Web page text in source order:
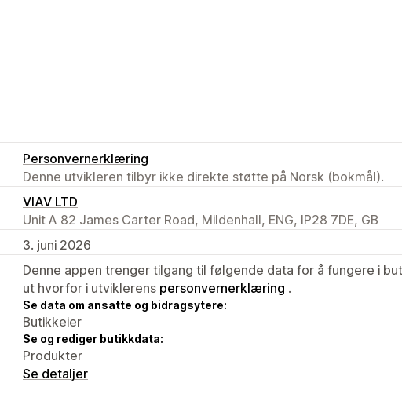
Personvernerklæring
Denne utvikleren tilbyr ikke direkte støtte på Norsk (bokmål).
VIAV LTD
Unit A 82 James Carter Road, Mildenhall, ENG, IP28 7DE, GB
3. juni 2026
Denne appen trenger tilgang til følgende data for å fungere i
ut hvorfor i utviklerens personvernerklæring .
Se data om ansatte og bidragsytere:
Butikkeier
Se og rediger butikkdata:
Produkter
Se detaljer